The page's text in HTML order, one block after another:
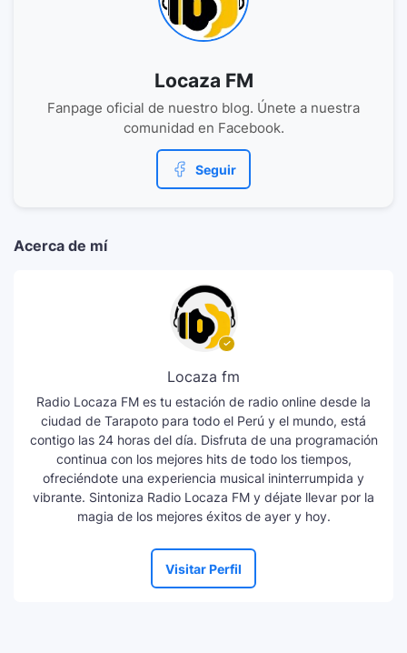
Locaza FM
Fanpage oficial de nuestro blog. Únete a nuestra
comunidad en Facebook.
Seguir
Acerca de mí
Locaza fm
Radio Locaza FM es tu estación de radio online desde la
ciudad de Tarapoto para todo el Perú y el mundo, está
contigo las 24 horas del día. Disfruta de una programación
continua con los mejores hits de todo los tiempos,
ofreciéndote una experiencia musical ininterrumpida y
vibrante. Sintoniza Radio Locaza FM y déjate llevar por la
magia de los mejores éxitos de ayer y hoy.
Visitar Perfil